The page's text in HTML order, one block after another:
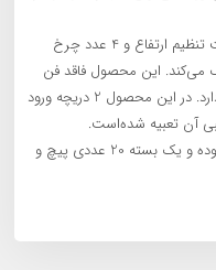
این رک اچ پی آسیا دارای 4 عدد پایه با قابلیت تنظیم ارتفاع و 4 عدد چرخ
می‌کند. این محصول فاقد فن
بوده اما امکان نصب 4 فن بر روی آن وجود دارد. در این محصول 2 دریچه ورود
آن تعبیه شده‌است.
بسته‌بندی این رک ایستاده به صورت کارتنی بوده و یک بسته 20 عددی پیچ و